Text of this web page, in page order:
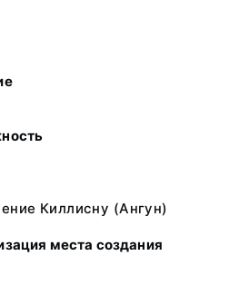
Киллисну (Ангун)
места создания